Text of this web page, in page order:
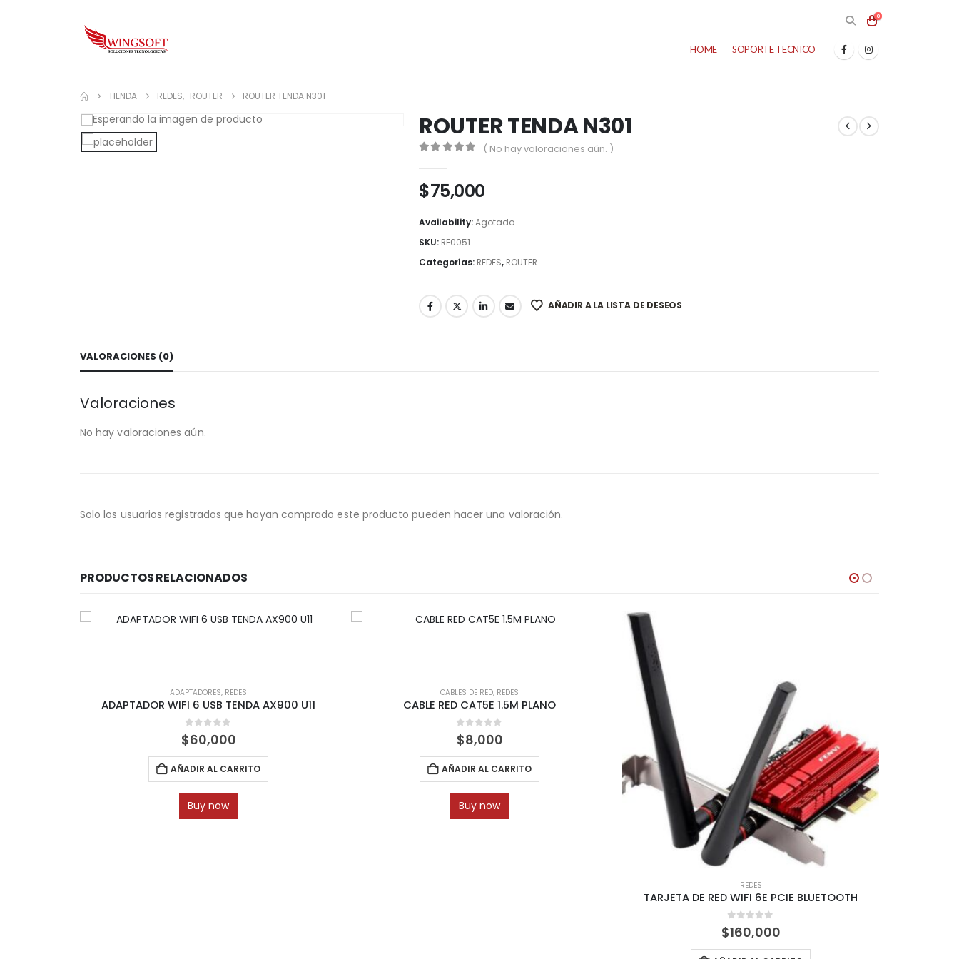
0
HOME SOPORTE TECNICO
TIENDA REDES, ROUTER ROUTER TENDA N301
ROUTER TENDA N301
( No hay valoraciones aún. )
$75,000
Availability:Agotado
SKU: RE0051
Categorías: REDES, ROUTER
AÑADIR A LA LISTA DE DESEOS
VALORACIONES (0)
Valoraciones
No hay valoraciones aún.
Solo los usuarios registrados que hayan comprado este producto pueden hacer una valoración.
PRODUCTOS RELACIONADOS
ADAPTADORES, REDES
ADAPTADOR WIFI 6 USB TENDA AX900 U11
0 out of 5
$60,000
AÑADIR AL CARRITO
Buy now
CABLES DE RED, REDES
CABLE RED CAT5E 1.5M PLANO
0 out of 5
$8,000
AÑADIR AL CARRITO
Buy now
REDES
TARJETA DE RED WIFI 6E PCIE BLUETOOTH
0 out of 5
$160,000